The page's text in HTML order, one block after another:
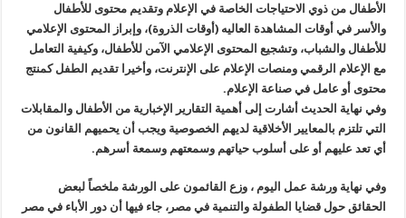
الأطفال من ذوي الاحتياجات الخاصة في الإعلام وتقديم محتوى للأطفال
والأسر في أوقات المشاهدة العاليه (أوقات الذروة)، وإبراز المحتوى الإعلامي
للأطفال والشباب، وتشجيع المحتوى الإعلامي الآمن للأطفال، وكيفية التعامل
مع الإعلام الرقمي ومنصات الإعلام على الإنترنت، وأخيرا تقديم الطفل كمنتج
محتوى أو عامل في صناعة الإعلام.
وفي نهاية الحديث أشارت إلى أهمية التقارير الإخبارية من الأطفال والمقابلات
التي تلتزم بالمعايير الأخلاقية لديهم الخصوصية ويجب أن يحميهم القانون من
أي تعد عليهم أو على أسلوب حياتهم وسمعتهم وسمعة أسرهم.
وفي نهاية ورشة عمل اليوم ، وزع القائمون على الورشة ملخصاً لبعض
الحقائق حول قضايا الطفولة والتنمية في مصر، جاء فيها أن دور الأباء في مصر